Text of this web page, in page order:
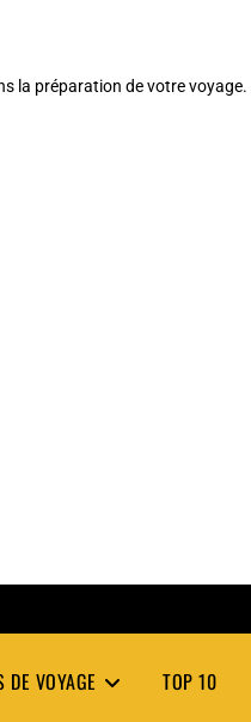
la préparation de votre voyage.
DE VOYAGE TOP 10